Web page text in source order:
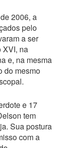
2006, a
pelo
a ser
XVI, na
e, na mesma
do mesmo
e 17
tem
Sua postura
com a